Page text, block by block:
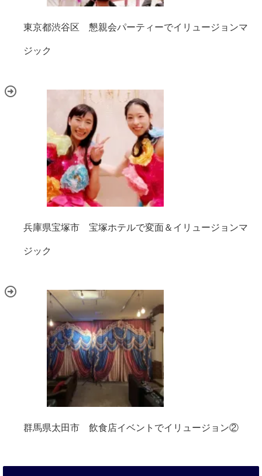
東京都渋谷区 懇親会パーティーでイリュージョンマ
ジック
兵庫県宝塚市 宝塚ホテルで変面＆イリュージョンマ
ジック
群馬県太田市 飲食店イベントでイリュージョン②